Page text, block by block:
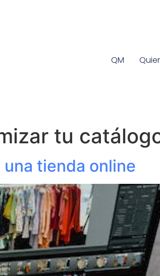
QM
tu
tienda online